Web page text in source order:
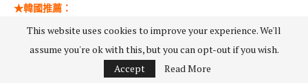
★韓國推薦：
韓國有什麼好買的 ～必買韓系美妝,好看又不貴的小物推薦（韓國-
首爾）
This website uses cookies to improve your experience. We'll
assume you're ok with this, but you can opt-out if you wish.
Accept
Read More